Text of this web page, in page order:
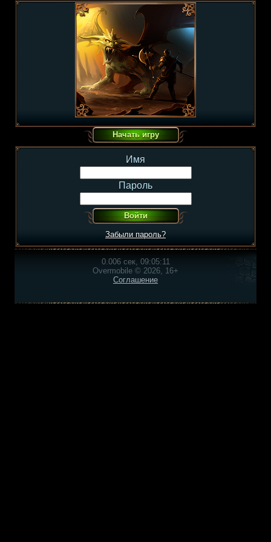
Имя
Пароль
Забыли пароль?
0.006 сек, 09:05:11
Overmobile © 2026, 16+
Соглашение